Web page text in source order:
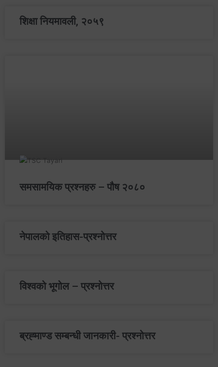
शिक्षा नियमावली, २०५९
समसामयिक प्रश्‍नहरु – पौष २०८०
नेपालको इतिहास-प्रश्‍नोत्तर
विश्‍वको भूगोल – प्रश्‍नोत्तर
ब्रह्‍माण्ड सम्बन्धी जानकारी- प्रश्‍नोत्तर